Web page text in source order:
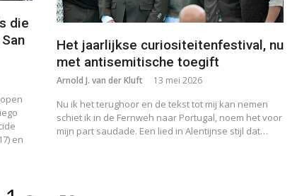
die
en
Het jaarlijkse curiositeitenfestival, nu
met antisemitische toegift
Arnold J. van der Kluft 13 mei 2026
Nu ik het terughoor en de tekst tot mij kan nemen
schiet ik in de Fernweh naar Portugal, noem het voor
mijn part saudade. Een lied in Alentijnse stijl dat…